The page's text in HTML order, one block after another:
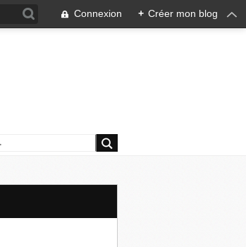
Connexion + Créer mon blog